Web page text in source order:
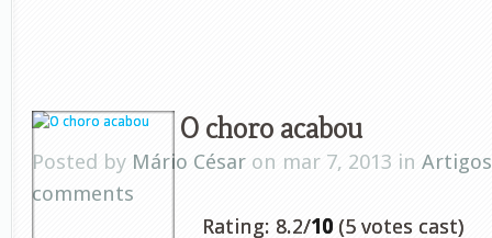
O choro acabou
Posted by Mário César on mar 7, 2013 in Artigos
comments
Rating: 8.2/10 (5 votes cast)